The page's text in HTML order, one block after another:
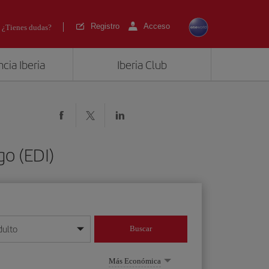
¿Tienes dudas? Registro Acceso
Iberia Iberia Club
(EDI)
mes/año
Buscar
Más Económica